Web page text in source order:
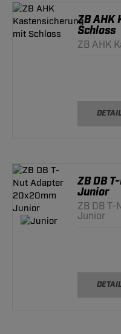
ZB AHK
Schloss
ZB AHK
ZB DB
Junior
ZB DB
Junior